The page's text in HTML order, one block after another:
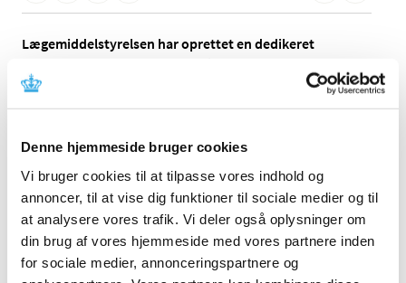
Denne hjemmeside bruger cookies
Vi bruger cookies til at tilpasse vores indhold og
annoncer, til at vise dig funktioner til sociale medier og til
at analysere vores trafik. Vi deler også oplysninger om
din brug af vores hjemmeside med vores partnere inden
for sociale medier, annonceringspartnere og
Lægemiddelstyrelsen har oprettet en dedikeret
på ovennævnte ansøgninger.
hurtigt svar om status på indsendte ansøgninger.
Forespørgsler indsendt til postkassen,
vil derfor blive besvaret indenfor to arbejdsdage.
Hvilke henvendelser kan sendes til postkassen?
Udstedelse af markedsføringstilladelser på
lægemidler.